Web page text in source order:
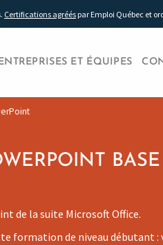
Certifications agréés par Emploi Québec et
ET ÉQUIPES
BASE
de la suite Microsoft Office.
formation de niveau débutant :